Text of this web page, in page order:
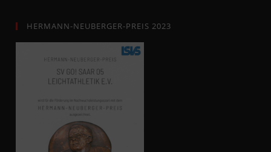
HERMANN-NEUBERGER-PREIS 2023